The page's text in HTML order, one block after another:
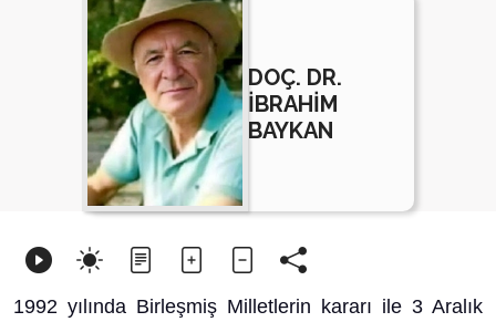
DOÇ. DR.
İBRAHİM
BAYKAN
1992 yılında Birleşmiş Milletlerin kararı ile 3 Aralık